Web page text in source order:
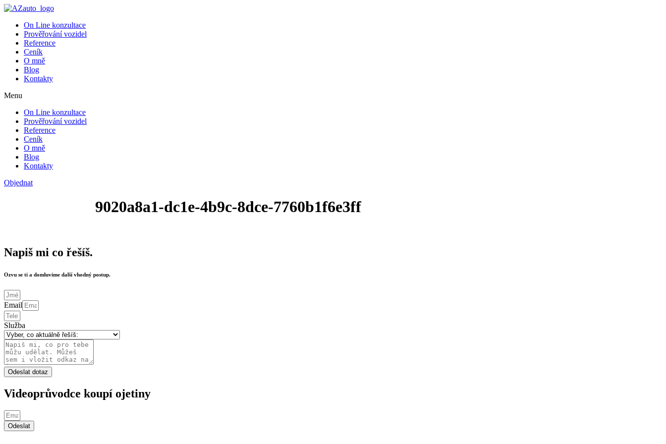
On Line konzultace
Prověřování vozidel
Reference
Ceník
O mně
Blog
Kontakty
Menu
On Line konzultace
Prověřování vozidel
Reference
Ceník
O mně
Blog
Kontakty
Objednat
9020a8a1-dc1e-4b9c-8dce-7760b1f6e3ff
Napiš mi co řešíš.
Ozvu se ti a domluvime další vhodný postup.
Email
Služba
Odeslat dotaz
Videoprůvodce koupí ojetiny
Odeslat